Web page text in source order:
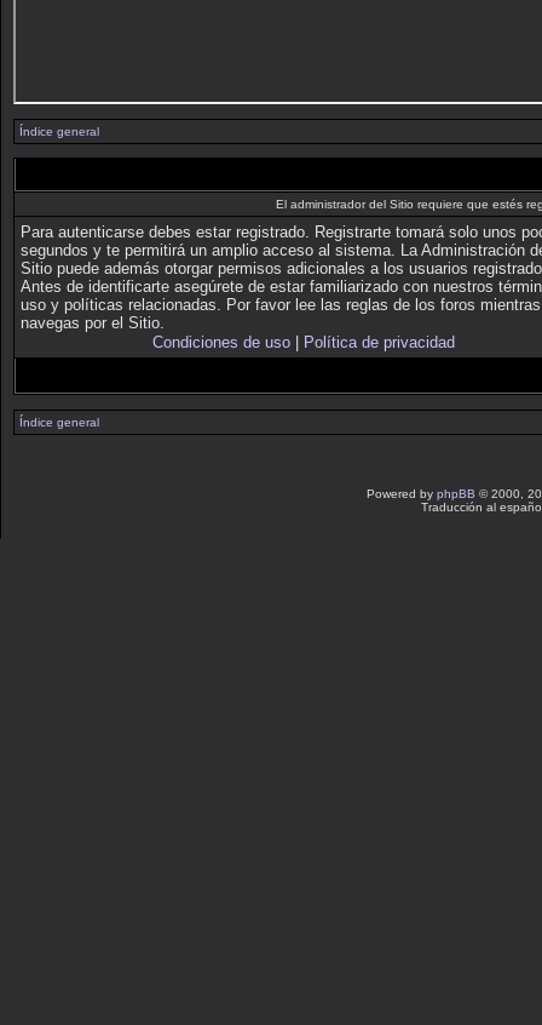
Índice general
El administrador del Sitio requiere que estés
Para autenticarse debes estar registrado. Registrarte tomará solo unos
segundos y te permitirá un amplio acceso al sistema. La Administración
Sitio puede además otorgar permisos adicionales a los usuarios
Antes de identificarte asegúrete de estar familiarizado con nuestros
uso y políticas relacionadas. Por favor lee las reglas de los foros mientras
navegas por el Sitio.
Condiciones de uso| Política de privacidad
Índice general
Powered by phpBB © 2000,
Traducción al